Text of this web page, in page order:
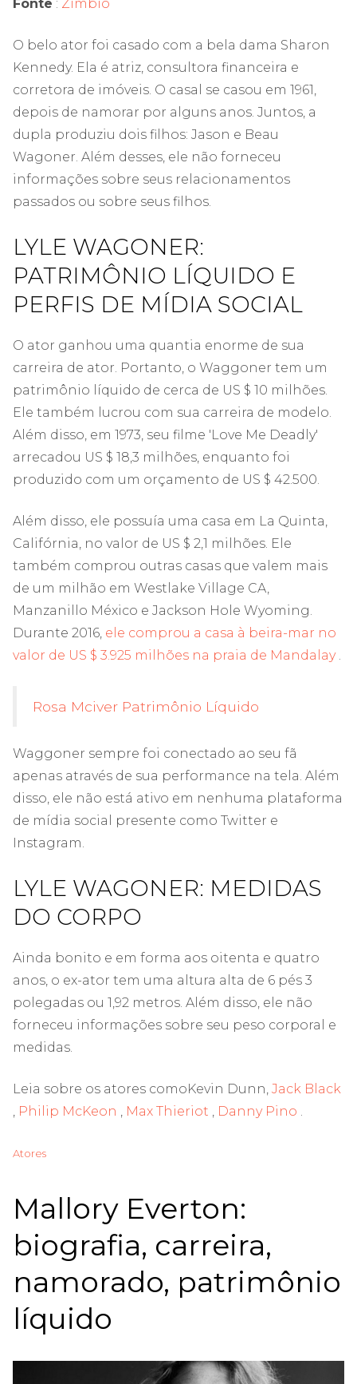
Fonte : Zimbio
O belo ator foi casado com a bela dama Sharon
Kennedy. Ela é atriz, consultora financeira e
corretora de imóveis. O casal se casou em 1961,
depois de namorar por alguns anos. Juntos, a
dupla produziu dois filhos: Jason e Beau
Wagoner. Além desses, ele não forneceu
informações sobre seus relacionamentos
passados ​​ou sobre seus filhos.
LYLE WAGONER:
PATRIMÔNIO LÍQUIDO E
PERFIS DE MÍDIA SOCIAL
O ator ganhou uma quantia enorme de sua
carreira de ator. Portanto, o Waggoner tem um
patrimônio líquido de cerca de US $ 10 milhões.
Ele também lucrou com sua carreira de modelo.
Além disso, em 1973, seu filme 'Love Me Deadly'
arrecadou US $ 18,3 milhões, enquanto foi
produzido com um orçamento de US $ 42.500.
Além disso, ele possuía uma casa em La Quinta,
Califórnia, no valor de US $ 2,1 milhões. Ele
também comprou outras casas que valem mais
de um milhão em Westlake Village CA,
Manzanillo México e Jackson Hole Wyoming.
Durante 2016, ele comprou a casa à beira-mar no
valor de US $ 3.925 milhões na praia de Mandalay.
Rosa Mciver Patrimônio Líquido
Waggoner sempre foi conectado ao seu fã
apenas através de sua performance na tela. Além
disso, ele não está ativo em nenhuma plataforma
de mídia social presente como Twitter e
Instagram.
LYLE WAGONER: MEDIDAS
DO CORPO
Ainda bonito e em forma aos oitenta e quatro
anos, o ex-ator tem uma altura alta de 6 pés 3
polegadas ou 1,92 metros. Além disso, ele não
forneceu informações sobre seu peso corporal e
medidas.
Leia sobre os atores comoKevin Dunn, Jack Black
Philip McKeon Max Thieriot Danny Pino
Atores
Mallory Everton:
biografia, carreira,
namorado, patrimônio
líquido